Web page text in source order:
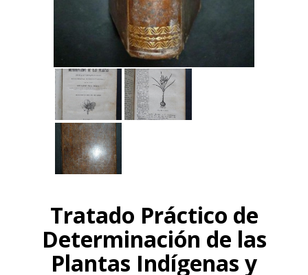
Tratado Práctico de
Determinación de las
Plantas Indígenas y